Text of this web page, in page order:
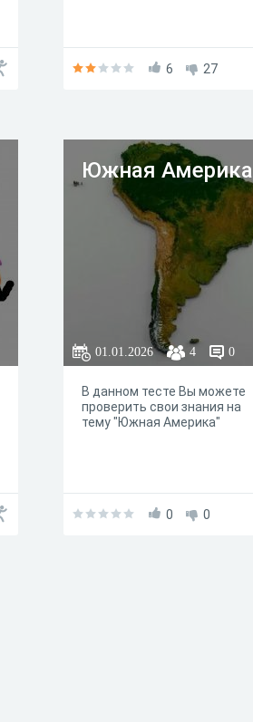
6 27
Южная Америка
01.01.2026 4 0
В данном тесте Вы можете
проверить свои знания на
тему "Южная Америка"
0 0